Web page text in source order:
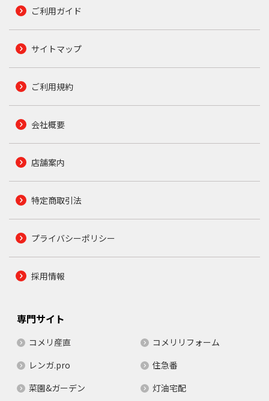
ご利用ガイド
サイトマップ
ご利用規約
会社概要
店舗案内
特定商取引法
プライバシーポリシー
採用情報
専門サイト
コメリ産直
コメリリフォーム
レンガ.pro
住急番
菜園&ガーデン
灯油宅配